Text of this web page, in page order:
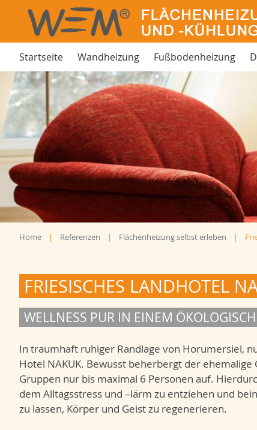
Startseite Wandheizung Fußbodenheizung
Home Referenzen Flächenheizung selbst erleben
FRIESISCHES LANDHOTEL
WELLNESS PUR IN EINEM
In traumhaft ruhiger Randlage von Horumersiel,
Hotel NAKUK. Bewusst beherbergt der
Gruppen nur bis maximal 6 Personen auf.
dem Alltagsstress und –lärm zu entziehen und
zu lassen, Körper und Geist zu regenerieren.